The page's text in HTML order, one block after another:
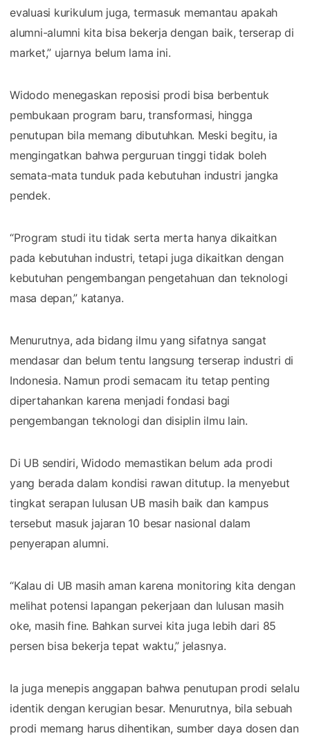
evaluasi kurikulum juga, termasuk memantau apakah
alumni-alumni kita bisa bekerja dengan baik, terserap di
market,” ujarnya belum lama ini.
Widodo menegaskan reposisi prodi bisa berbentuk
pembukaan program baru, transformasi, hingga
penutupan bila memang dibutuhkan. Meski begitu, ia
mengingatkan bahwa perguruan tinggi tidak boleh
semata-mata tunduk pada kebutuhan industri jangka
pendek.
“Program studi itu tidak serta merta hanya dikaitkan
pada kebutuhan industri, tetapi juga dikaitkan dengan
kebutuhan pengembangan pengetahuan dan teknologi
masa depan,” katanya.
Menurutnya, ada bidang ilmu yang sifatnya sangat
mendasar dan belum tentu langsung terserap industri di
Indonesia. Namun prodi semacam itu tetap penting
dipertahankan karena menjadi fondasi bagi
pengembangan teknologi dan disiplin ilmu lain.
Di UB sendiri, Widodo memastikan belum ada prodi
yang berada dalam kondisi rawan ditutup. Ia menyebut
tingkat serapan lulusan UB masih baik dan kampus
tersebut masuk jajaran 10 besar nasional dalam
penyerapan alumni.
“Kalau di UB masih aman karena monitoring kita dengan
melihat potensi lapangan pekerjaan dan lulusan masih
oke, masih fine. Bahkan survei kita juga lebih dari 85
persen bisa bekerja tepat waktu,” jelasnya.
Ia juga menepis anggapan bahwa penutupan prodi selalu
identik dengan kerugian besar. Menurutnya, bila sebuah
prodi memang harus dihentikan, sumber daya dosen dan